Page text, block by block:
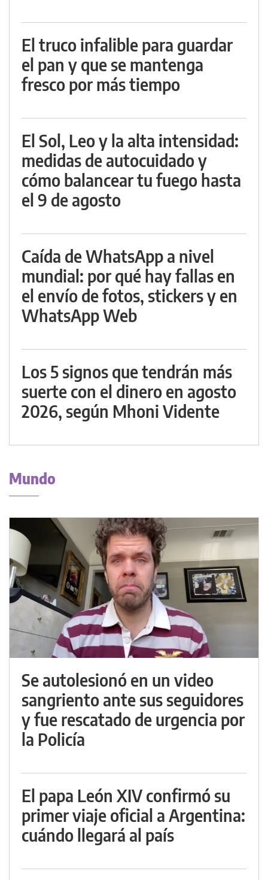
El truco infalible para guardar
el pan y que se mantenga
fresco por más tiempo
El Sol, Leo y la alta intensidad:
medidas de autocuidado y
cómo balancear tu fuego hasta
el 9 de agosto
Caída de WhatsApp a nivel
mundial: por qué hay fallas en
el envío de fotos, stickers y en
WhatsApp Web
Los 5 signos que tendrán más
suerte con el dinero en agosto
2026, según Mhoni Vidente
Mundo
Se autolesionó en un video
sangriento ante sus seguidores
y fue rescatado de urgencia por
la Policía
El papa León XIV confirmó su
primer viaje oficial a Argentina:
cuándo llegará al país